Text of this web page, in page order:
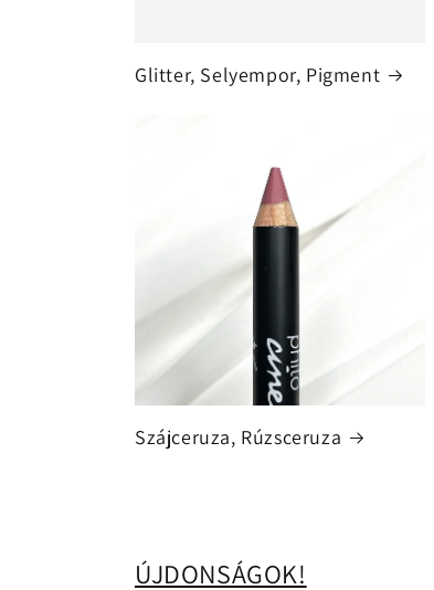
Glitter, Selyempor, Pigment
Szájceruza, Rúzsceruza
ÚJDONSÁGOK!